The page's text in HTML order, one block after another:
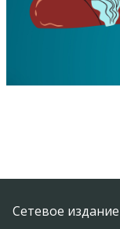
Сетевое